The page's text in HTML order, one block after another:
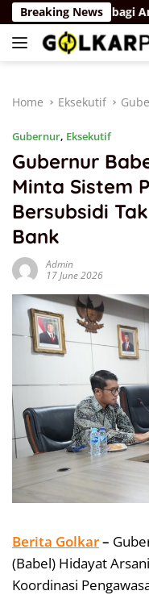
Skip
to
content
Breaking News
Inspirasi bagi Anak
Home Eksekutif
Gubernur, Eksekutif
Gubernur
Minta Sistem
Bersubsidi
Bank
Admin
17 June 2026
Berita Golkar–
(Babel) Hidayat
Koordinasi